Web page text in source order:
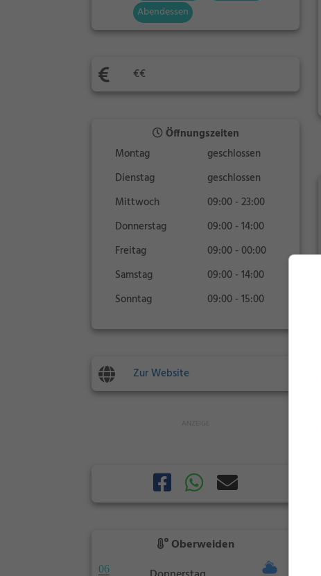
Abendessen
€€
Öffnungszeiten
Montag
geschlossen
Dienstag
geschlossen
Mittwoch
09:00 - 23:00
Donnerstag
09:00 - 14:00
Freitag
09:00 - 00:00
Samstag
09:00 - 14:00
Sonntag
09:00 - 15:00
Zur Website
Oberweiden
06